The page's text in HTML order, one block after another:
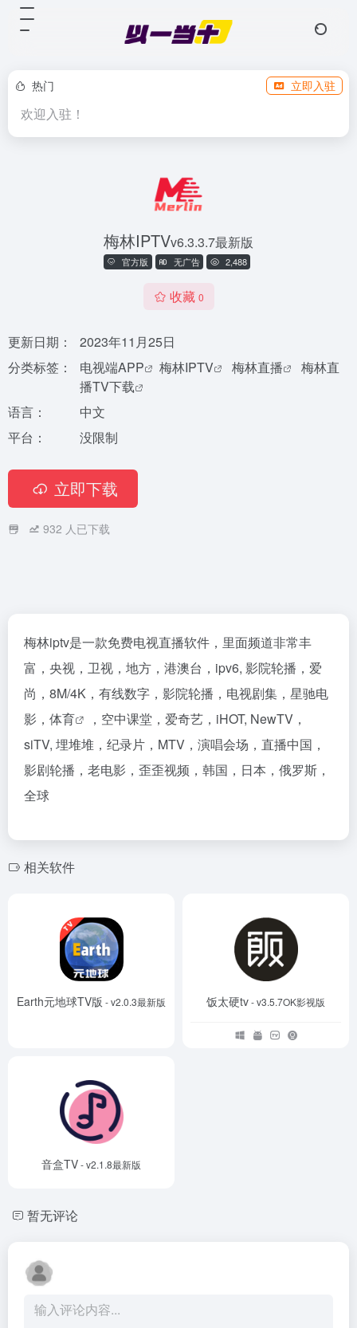
热门 立即入驻
欢迎入驻！
梅林IPTVv6.3.3.7最新版
官方版 无广告 2,488
收藏 0
更新日期：
2023年11月25日
分类标签：
电视端APP 梅林IPTV 梅林直播
梅林直
播TV下载
语言：
中文
平台：
没限制
立即下载
932 人已下载
梅林iptv是一款免费电视直播软件，里面频道非常丰
富，央视，卫视，地方，港澳台，ipv6, 影院轮播，爱
尚，8M/4K，有线数字，影院轮播，电视剧集，星驰电
影， 体育
，空中课堂，爱奇艺，iHOT, NewTV，
siTV, 埋堆堆，纪录片，MTV，演唱会场，直播中国，
影剧轮播，老电影，歪歪视频，韩国，日本，俄罗斯，
全球
相关软件
Earth元地球TV版 - v2.0.3最新版 饭太硬tv- v3.5.7OK影视版
音盒TV- v2.1.8最新版
暂无评论